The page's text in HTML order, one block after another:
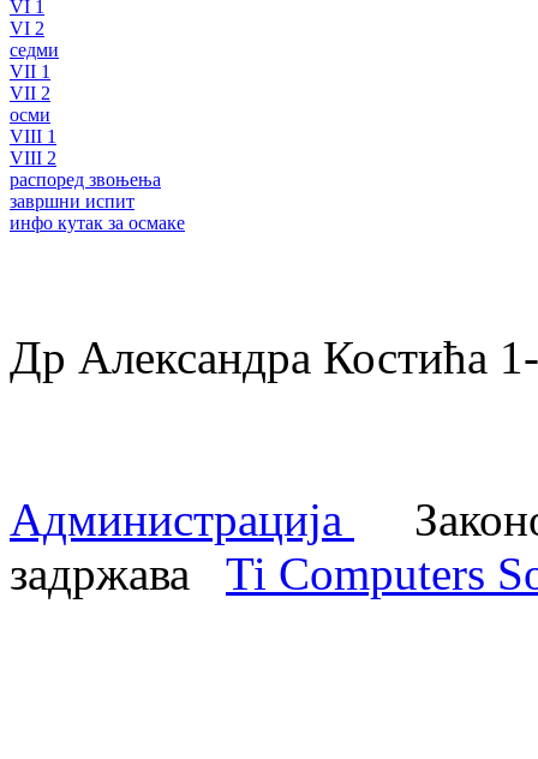
VI 1
VI 2
седми
VII 1
VII 2
осми
VIII 1
VIII 2
распоред звоњења
завршни испит
инфо кутак за осмаке
Др Александра Костића
Администрација
задржава Ti Computers